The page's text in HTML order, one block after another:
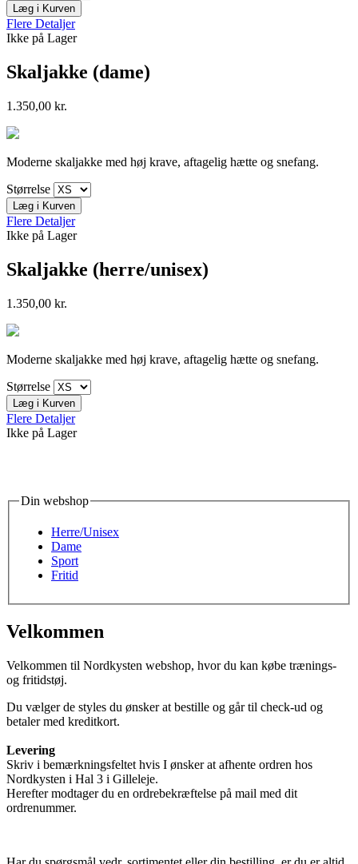
Læg i Kurven
Flere Detaljer
Ikke på Lager
Skaljakke (dame)
1.350,00 kr.
Moderne skaljakke med høj krave, aftagelig hætte og snefang.
Størrelse
Læg i Kurven
Flere Detaljer
Ikke på Lager
Skaljakke (herre/unisex)
1.350,00 kr.
Moderne skaljakke med høj krave, aftagelig hætte og snefang.
Størrelse
Læg i Kurven
Flere Detaljer
Ikke på Lager
Din webshop
Herre/Unisex
Dame
Sport
Fritid
Velkommen
Velkommen til Nordkysten webshop, hvor du kan købe trænings-
og fritidstøj.
Du vælger de styles du ønsker at bestille og går til check-ud og
betaler med kreditkort.
Levering
Skriv i bemærkningsfeltet hvis I ønsker at afhente ordren hos
Nordkysten i Hal 3 i Gilleleje.
Herefter modtager du en ordrebekræftelse på mail med dit
ordrenummer.